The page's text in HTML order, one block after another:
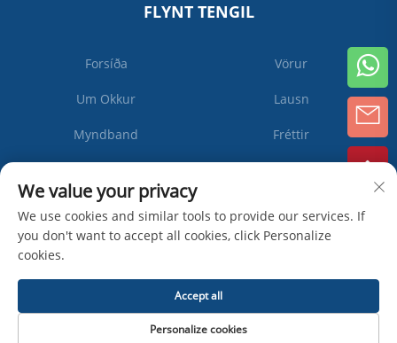
FLYNT TENGIL
Forsíða Vörur
Um Okkur Lausn
Myndband Fréttir
Höfundarréttur © Zhangjiagang Ipack Machine Co., Ltd -
persónuupplýsingar
We value your privacy
We use cookies and similar tools to provide our services. If
you don't want to accept all cookies, click Personalize
cookies.
Personalize cookies
Accept all